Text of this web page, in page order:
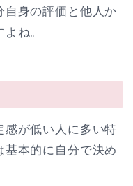
自身の評価と他人か
ね。
感が低い人に多い特
本的に自分で決め